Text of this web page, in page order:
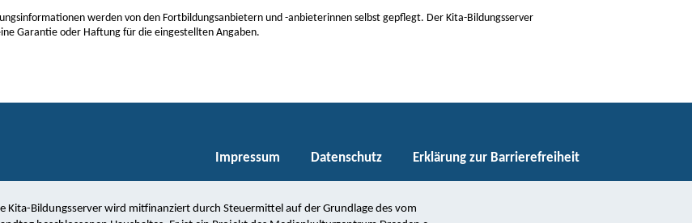
werden von den Fortbildungsanbietern und -anbieterinnen selbst gepflegt. Der Kita-Bildungsserver
Garantie oder Haftung für die eingestellten Angaben.
Impressum Datenschutz Erklärung zur Barrierefreiheit
Kita-Bildungsserver wird mitfinanziert durch Steuermittel auf der Grundlage des vom